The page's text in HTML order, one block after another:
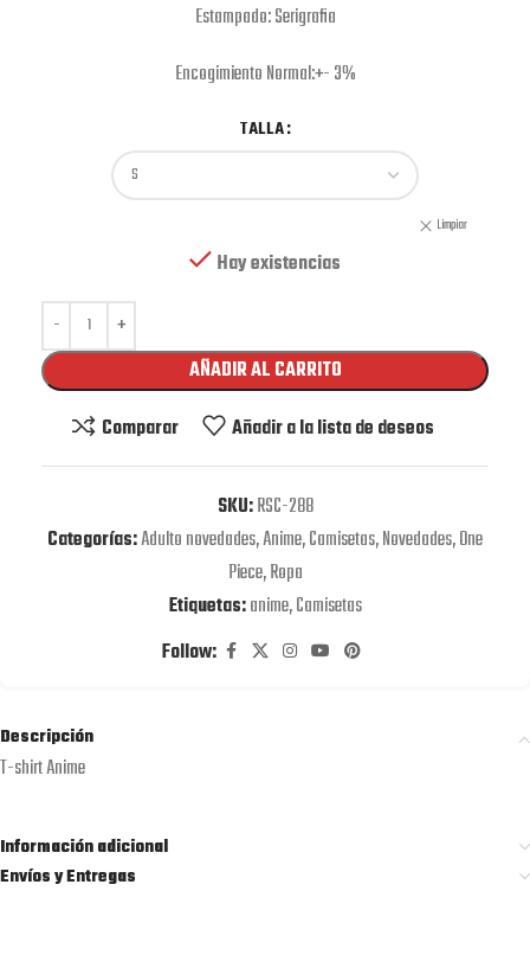
Estampado: Serigrafia
Encogimiento Normal:+- 3%
TALLA
Limpiar
Hay existencias
AÑADIR AL CARRITO
Comparar
Añadir a la lista de deseos
SKU:RSC-288
Categorías:Adulto novedades,Anime,Camisetas,Novedades,One
Piece,Ropa
Etiquetas:anime,Camisetas
Follow:
Descripción
T-shirt Anime
Información adicional
Envíos y Entregas